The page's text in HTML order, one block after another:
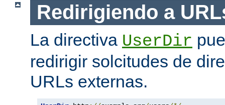
Redirigiendo a
La directiva UserDir
redirigir solcitudes de
URLs externas.